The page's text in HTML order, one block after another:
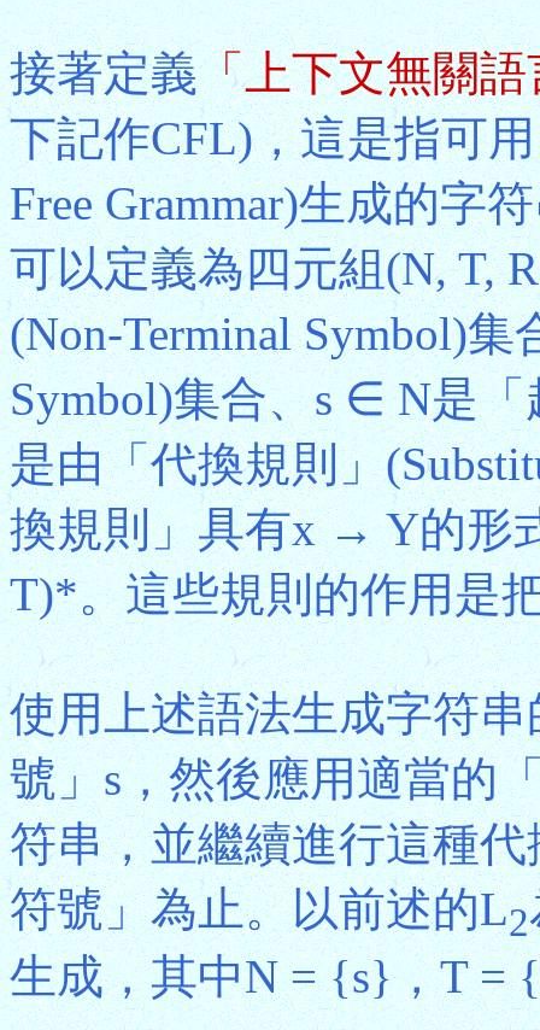
接著定義「上下文無關語
下記作CFL)，這是指可用
Free Grammar)生成的字
可以定義為四元組(N, T,
(Non-Terminal Symbol)
Symbol)集合、s ∈ N是「
是由「代換規則」
換規則」具有x → Y的
T)*。這些規則的作用是
使用上述語法生成字符
號」s，然後應用適當的
符串，並繼續進行這種
符號」為止。以前述的L2
生成，其中N = {s}，T =